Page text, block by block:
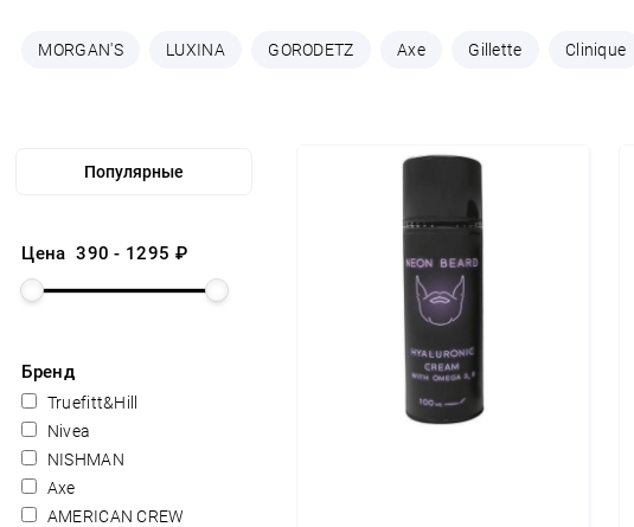
MORGAN'S LUXINA GORODETZ Axe Gillette Clinique
Цена390 - 1295 ₽
Бренд
Truefitt&Hill
Nivea
NISHMAN
Axe
AMERICAN CREW